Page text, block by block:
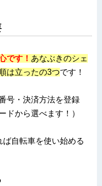
です！ あなぶきのシェ
は立ったの3つです！
号・決済方法を登録
ドから選べます！）
自転車を使い始める